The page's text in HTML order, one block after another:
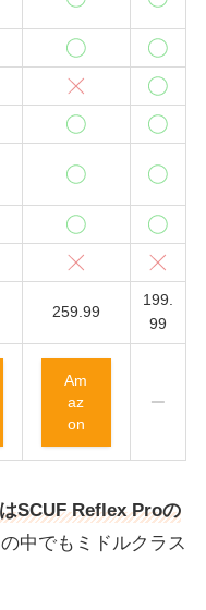
259.99
199.
99
Am
az
on
SCUF Reflex Proの
中でもミドルクラス